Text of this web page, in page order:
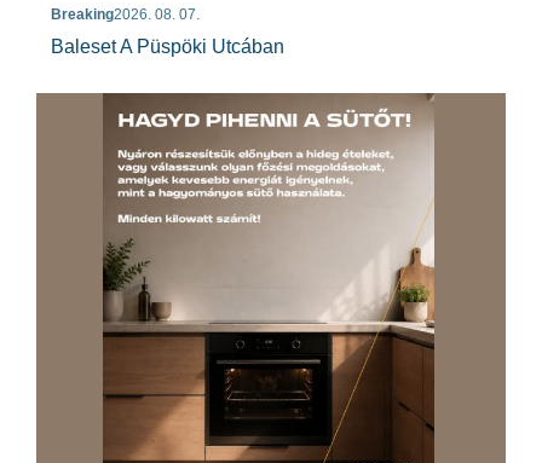
Breaking2026. 08. 07.
Baleset A Püspöki Utcában